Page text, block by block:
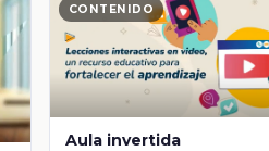
CONTENIDO
Aula invertida